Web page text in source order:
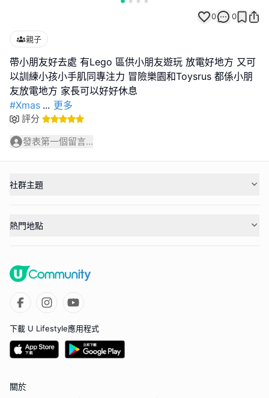
0 0
親子
帶小朋友好去處 有Lego 區供小朋友遊玩 放電好地方 又可
以訓練小孩小手肌同專注力 冒險樂園和Toysrus 都係小朋
#Xmas ... 更多
評分
發表第一個留言...
社群主題
熱門地點
下載 U Lifestyle應用程式
關於